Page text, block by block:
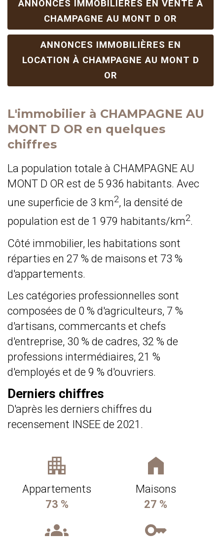
ANNONCES IMMOBILIÈRES EN VENTE À
CHAMPAGNE AU MONT D OR
ANNONCES IMMOBILIÈRES EN
LOCATION À CHAMPAGNE AU MONT D
OR
L'immobilier à CHAMPAGNE AU
MONT D OR en quelques
chiffres
La population totale à CHAMPAGNE AU
MONT D OR est de 5 936 habitants. Avec
une superficie de 3 km2, la densité de
population est de 1 979 habitants/km2.
Côté immobilier, les habitations sont
réparties en 27 % de maisons et 73 %
d'appartements.
Les catégories professionnelles sont
composées de 0 % d'agriculteurs, 7 %
d'artisans, commercants et chefs
d'entreprise, 30 % de cadres, 32 % de
professions intermédiaires, 21 %
d'employés et de 9 % d'ouvriers.
Derniers chiffres
D'après les derniers chiffres du
recensement INSEE de 2021.
Appartements
73 %
Maisons
27 %